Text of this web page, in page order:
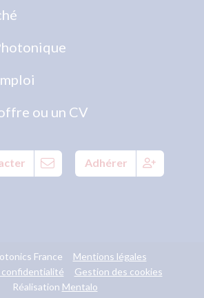
ou un CV
Adhérer
France
Mentions légales
confidentialité
Gestion des cookies
Réalisation Mentalo